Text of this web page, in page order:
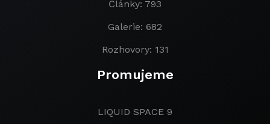
Články: 793
Galerie: 682
Rozhovory: 131
Promujeme
LIQUID SPACE 9